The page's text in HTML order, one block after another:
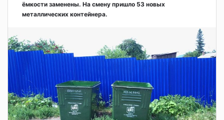
ёмкости заменены. На смену пришло 53 новых
металлических контейнера.